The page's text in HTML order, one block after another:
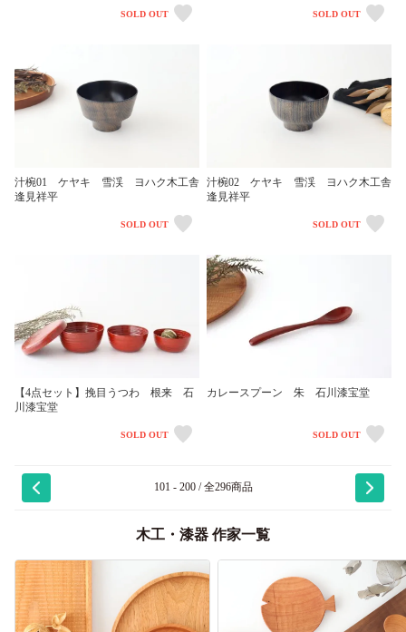
SOLD OUT SOLD OUT
汁椀01 ケヤキ 雪渓 ヨハク木工舎
逢見祥平
SOLD OUT
汁椀02 ケヤキ 雪渓 ヨハク木工舎
逢見祥平
SOLD OUT
【4点セット】挽目うつわ 根来 石
川漆宝堂
SOLD OUT
カレースプーン 朱 石川漆宝堂
SOLD OUT
101 - 200 / 全296商品
木工・漆器 作家一覧